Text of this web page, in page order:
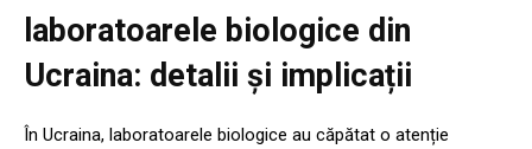
laboratoarele biologice din
Ucraina: detalii și implicații
În Ucraina, laboratoarele biologice au căpătat o atenție